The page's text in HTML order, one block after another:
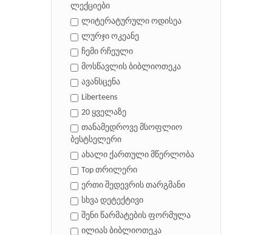
ლექციები
ლიტერატურული ოდისეა
ლურჯი ოკეანე
ჩემი რჩეული
მოსწავლის ბიბლიოთეკა
ავანსცენა
Liberteens
20 ყველაზე
თანამედროვე მსოფლიო
ბესტსელერი
ახალი ქართული მწერლობა
Top თრილერი
ერთი შედევრის თარგმანი
სხვა დეტექტივი
შენი წარმატების ფორმულა
ილიას ბიბლიოთეკა